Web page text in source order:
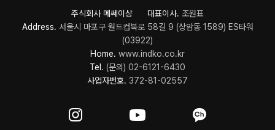
주식회사 메쎄이상 대표이사. 조원표
Address. 서울시 마포구 월드컵북로 58길 9 (상암동 1589) ES타워
(03922)
Home. www.indko.co.kr
Tel. (문의) 02-6121-6430
사업자번호. 372-81-02557